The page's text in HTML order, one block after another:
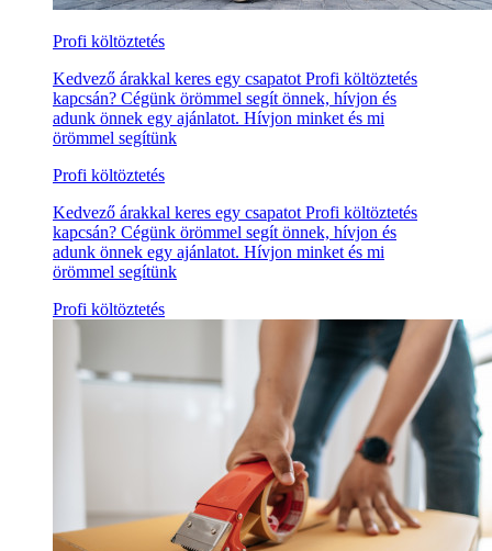
Profi költöztetés
Kedvező árakkal keres egy csapatot Profi költöztetés
kapcsán? Cégünk örömmel segít önnek, hívjon és
adunk önnek egy ajánlatot. Hívjon minket és mi
örömmel segítünk
Profi költöztetés
Kedvező árakkal keres egy csapatot Profi költöztetés
kapcsán? Cégünk örömmel segít önnek, hívjon és
adunk önnek egy ajánlatot. Hívjon minket és mi
örömmel segítünk
Profi költöztetés